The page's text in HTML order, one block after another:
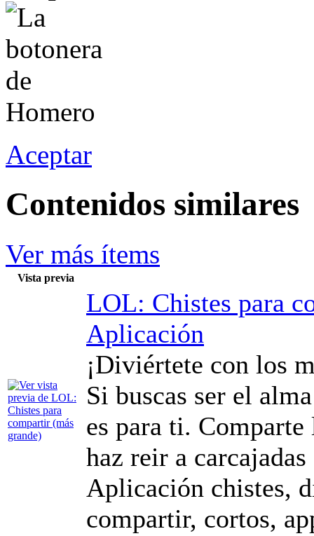
Aceptar
Contenidos similares
Ver más ítems
Vista previa
LOL: Chistes para
Aplicación
¡Diviértete con los
Si buscas ser el
es para ti.
haz reir a
Aplicación chistes,
compartir, cortos,